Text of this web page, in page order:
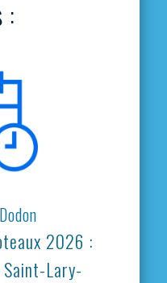
:
2026 :
Lary-